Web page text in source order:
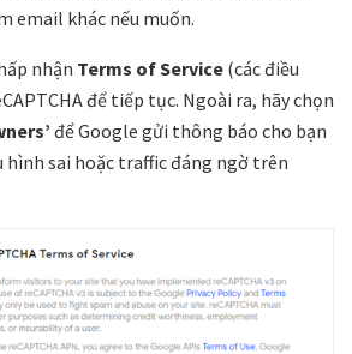
email khác nếu muốn.
nhận Terms of Service (các điều
để tiếp tục. Ngoài ra, hãy chọn
để Google gửi thông báo cho bạn
hình sai hoặc traffic đáng ngờ trên